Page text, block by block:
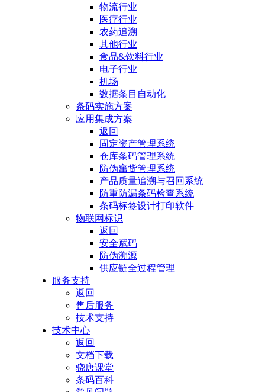
物流行业
医疗行业
农药追溯
其他行业
食品&饮料行业
电子行业
机场
数据条目自动化
条码实施方案
应用集成方案
返回
固定资产管理系统
仓库条码管理系统
防伪窜货管理系统
产品质量追溯与召回系统
防重防漏条码检查系统
条码标签设计打印软件
物联网标识
返回
安全赋码
防伪溯源
供应链全过程管理
服务支持
返回
售后服务
技术支持
技术中心
返回
文档下载
骁唐课堂
条码百科